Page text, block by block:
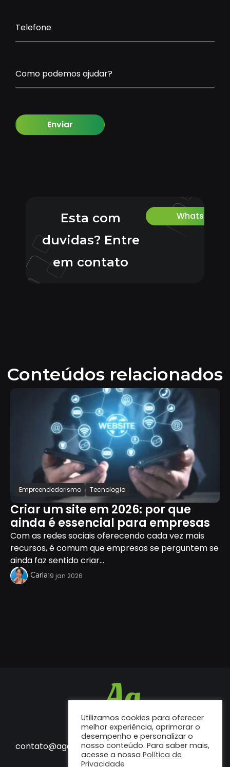
Telefone
Como podemos ajudar?
Enviar
Esta com
duvidas? Entre
em contato
Whatsapp
Conteúdos relacionados
Empreendedorismo Tecnologia
Criar um site em 2026: por que
ainda é essencial para empresas
Com as redes sociais oferecendo cada vez mais
recursos, é comum que empresas se perguntem se
ainda faz sentido criar...
Carla19 jan 2026
Fale conosco
contato@agenciaf12.com.br
Utilizamos cookies para oferecer
melhor experiência, aprimorar o
desempenho e personalizar o
nosso conteúdo. Para saber mais,
acesse a nossa Política de
Privacidade